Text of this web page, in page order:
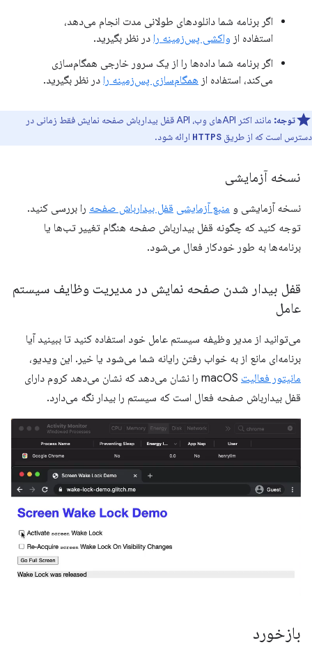
اگر برنامه شما دانلودهای طولانی مدت انجام می‌دهد،
استفاده از واکشی پس‌زمینه را در نظر بگیرید.
اگر برنامه شما داده‌ها را از یک سرور خارجی همگام‌سازی
می‌کند، استفاده از همگام‌سازی پس‌زمینه را در نظر بگیرید.
توجه:
مانند اکثر APIهای وب، API قفل بیدارباش صفحه نمایش فقط زمانی در
دسترس است که از طریق HTTPS ارائه شود.
نسخه آزمایشی
نسخه آزمایشی و منبع آزمایشی قفل بیدارباش صفحه را بررسی کنید.
توجه کنید که چگونه قفل بیدارباش صفحه هنگام تغییر تب‌ها یا
برنامه‌ها به طور خودکار فعال می‌شود.
قفل بیدار شدن صفحه نمایش در مدیریت وظایف سیستم
عامل
می‌توانید از مدیر وظیفه سیستم عامل خود استفاده کنید تا ببینید آیا
برنامه‌ای مانع از به خواب رفتن رایانه شما می‌شود یا خیر. این ویدیو،
مانیتور فعالیت
macOS را نشان می‌دهد که نشان می‌دهد کروم دارای
قفل بیدارباش صفحه فعال است که سیستم را بیدار نگه می‌دارد.
بازخورد